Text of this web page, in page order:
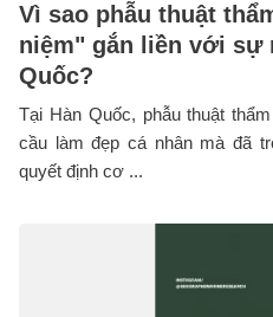
Vì sao phẫu thuật
niệm" gắn liền với sự
Quốc?
Tại Hàn Quốc, phẫu thuật
cầu làm đẹp cá nhân mà đã
quyết định cơ ...